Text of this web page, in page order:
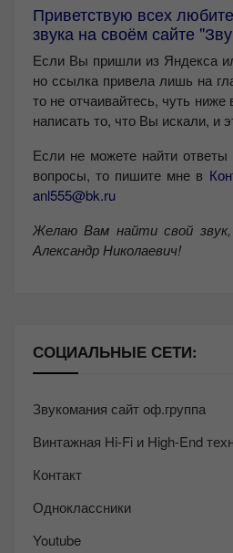
Приветствую всех
звука на своём сайте
Если Вы пришли из Яндекса
но ссылка привела лишь на
то не отчаивайтесь, чуть
написать то, что Вы искали, и
Если не можете найти
вопросы, то пишите мне в
anl555@bk.ru
Желаю Вам найти свой
Александр Николаевич!
СОЦИАЛЬНЫЕ СЕТИ:
Звукомания сайт оф.группа
Винтажная Hi-Fi и High-End
Контакт
Одноклассники
Youtube